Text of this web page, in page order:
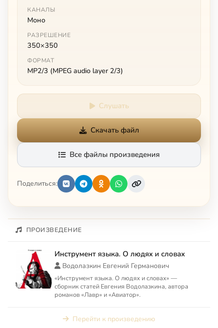
КАНАЛЫ
Моно
РАЗРЕШЕНИЕ
350×350
ФОРМАТ
MP2/3 (MPEG audio layer 2/3)
Слушать
Скачать файл
Все файлы произведения
Поделиться:
ПРОИЗВЕДЕНИЕ
Инструмент языка. О людях и словах
Водолазкин Евгений Германович
«Инструмент языка. О людях и словах» —
сборник статей Евгения Водолазкина, автора
романов «Лавр» и «Авиатор».
Перейти к произведению